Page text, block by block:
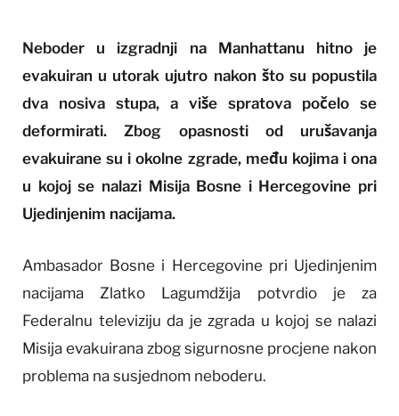
Neboder u izgradnji na Manhattanu hitno je
evakuiran u utorak ujutro nakon što su popustila
dva nosiva stupa, a više spratova počelo se
deformirati. Zbog opasnosti od urušavanja
evakuirane su i okolne zgrade, među kojima i ona
u kojoj se nalazi Misija Bosne i Hercegovine pri
Ujedinjenim nacijama.
Ambasador Bosne i Hercegovine pri Ujedinjenim
nacijama Zlatko Lagumdžija potvrdio je za
Federalnu televiziju da je zgrada u kojoj se nalazi
Misija evakuirana zbog sigurnosne procjene nakon
problema na susjednom neboderu.